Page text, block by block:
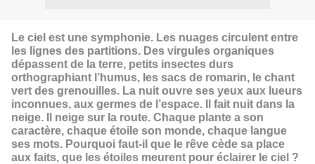
Le ciel est une symphonie. Les nuages circulent entre
les lignes des partitions. Des virgules organiques
dépassent de la terre, petits insectes durs
orthographiant l’humus, les sacs de romarin, le chant
vert des grenouilles. La nuit ouvre ses yeux aux lueurs
inconnues, aux germes de l’espace. Il fait nuit dans la
neige. Il neige sur la route. Chaque plante a son
caractère, chaque étoile son monde, chaque langue
ses mots. Pourquoi faut-il que le rêve cède sa place
aux faits, que les étoiles meurent pour éclairer le ciel ?